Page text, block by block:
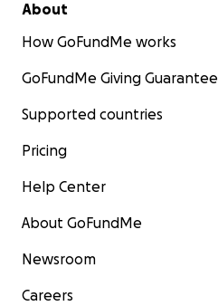
About
How GoFundMe works
GoFundMe Giving Guarantee
Supported countries
Pricing
Help Center
About GoFundMe
Newsroom
Careers